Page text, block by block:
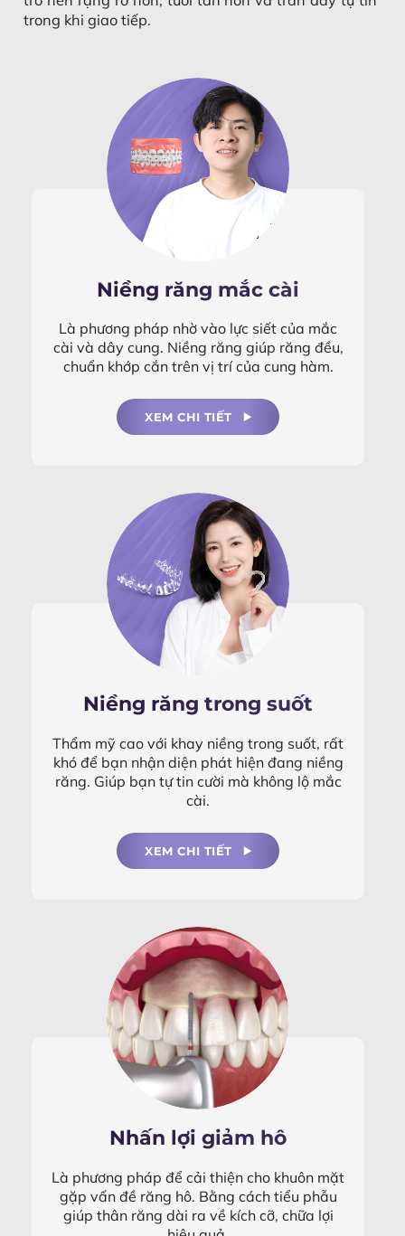
trong khi giao tiếp.
Niềng răng mắc cài
Là phương pháp nhờ vào lực siết của mắc
cài và dây cung. Niềng răng giúp răng đều,
chuẩn khớp cắn trên vị trí của cung hàm.
XEM CHI TIẾT
Niềng răng trong suốt
Thẩm mỹ cao với khay niềng trong suốt, rất
khó để bạn nhận diện phát hiện đang niềng
răng. Giúp bạn tự tin cười mà không lộ mắc
cài.
XEM CHI TIẾT
Nhấn lợi giảm hô
Là phương pháp để cải thiện cho khuôn mặt
gặp vấn đề răng hô. Bằng cách tiểu phẫu
giúp thân răng dài ra về kích cỡ, chữa lợi